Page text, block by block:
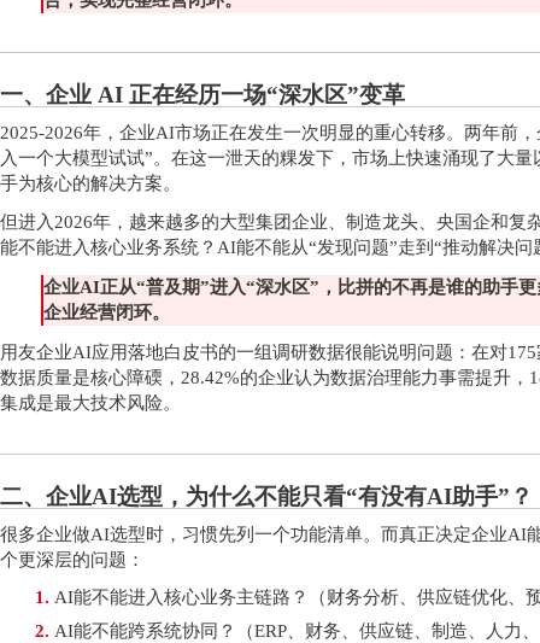
一、企业 AI 正在经历一场“深水区”变革
2025-2026年，企业AI市场正在发生一次明显的重心转移。两年前
入一个大模型试试”。在这一泄天的粿发下，市场上快速涌现了大
手为核心的解决方案。
但进入 2026年，越来越多的大型集团企业、制造龙头、央国企和复
能不能进入核心业务系统？AI能不能从“发现问题”走到“推动解决问
企业AI正从“普及期”进入“深水区”，比拼的不再是谁的助手
企业经营闭环。
用友企业AI应用落地白皮书的一组调研数据很能说明问题：在对
数据质量是核心障碝，28.42%的企业认为数据治理能力事需提升，
集成是最大技术风险。
二、企业AI选型，为什么不能只看“有没有AI助手”？
很多企业做AI选型时，习惯先列一个功能清单。而真正决定企业AI
个更深层的问题：
1. AI能不能进入核心业务主链路？（财务分析、供应链优化、
2. AI能不能跨系统协同？（ERP、财务、供应链、制造、人力